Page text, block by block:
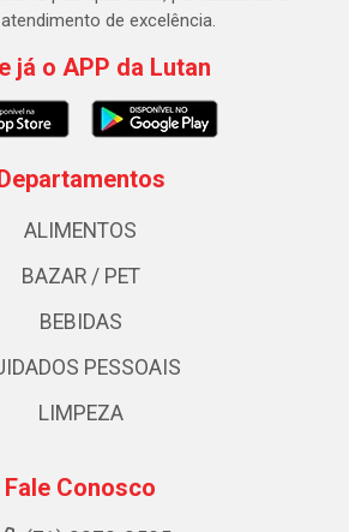
de excelência.
já o APP da Lutan
ALIMENTOS
BAZAR / PET
BEBIDAS
PESSOAIS
LIMPEZA
Fale Conosco